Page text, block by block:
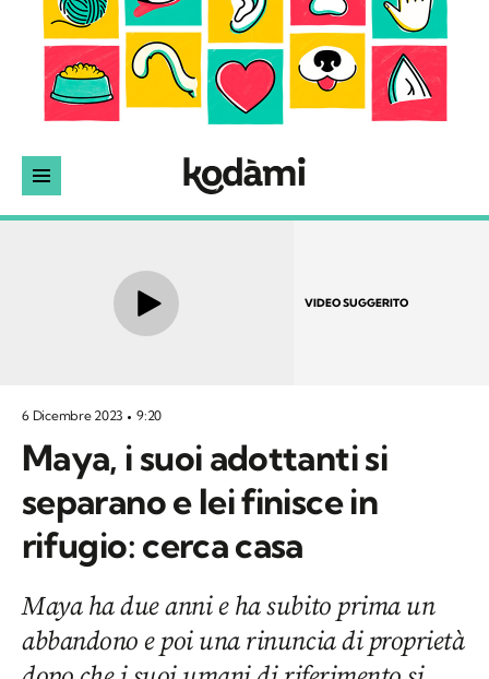
VIDEO SUGGERITO
6 Dicembre 2023 9:20
Maya, i suoi adottanti si
separano e lei finisce in
rifugio: cerca casa
Maya ha due anni e ha subito prima un
abbandono e poi una rinuncia di proprietà